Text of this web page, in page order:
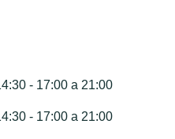
- 17:00 a 21:00
- 17:00 a 21:00